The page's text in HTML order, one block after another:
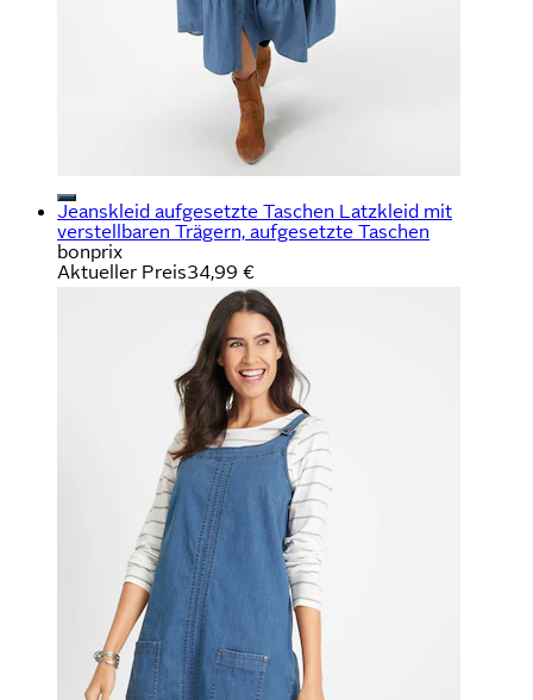
Jeanskleid aufgesetzte Taschen Latzkleid mit
verstellbaren Trägern, aufgesetzte Taschen
bonprix
Aktueller Preis34,99 €